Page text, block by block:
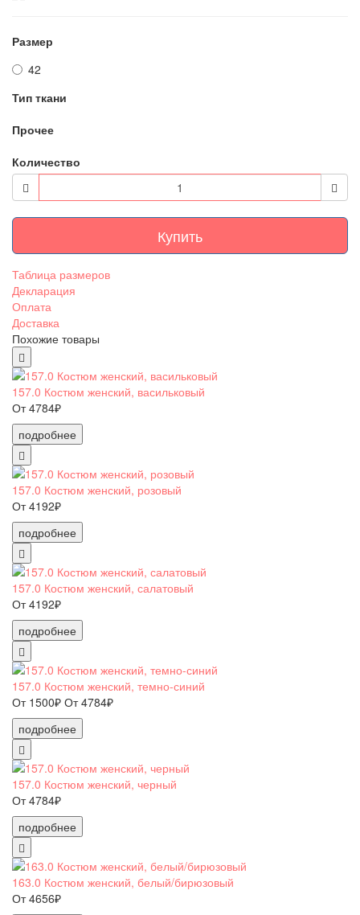
Размер
42
Тип ткани
Прочее
Количество
Купить
Таблица размеров
Декларация
Оплата
Доставка
Похожие товары
157.0 Костюм женский, васильковый
От 4784₽
подробнее
157.0 Костюм женский, розовый
От 4192₽
подробнее
157.0 Костюм женский, салатовый
От 4192₽
подробнее
157.0 Костюм женский, темно-синий
От 1500₽ От 4784₽
подробнее
157.0 Костюм женский, черный
От 4784₽
подробнее
163.0 Костюм женский, белый/бирюзовый
От 4656₽